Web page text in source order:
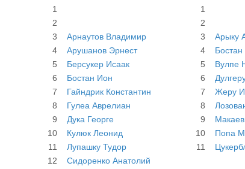
1
2
3
Арнаутов Владимир
4
Арушанов Эрнест
5
Берсукер Исаак
6
Бостан Ион
7
Гайндрик Константин
8
Гулеа Аврелиан
9
Дука Георге
10
Кулюк Леонид
11
Лупашку Тудор
12
Сидоренко Анатолий
1
2
3
Арыку
4
5
Вулпе
6
7
Жеру
8
9
10
Попа
11